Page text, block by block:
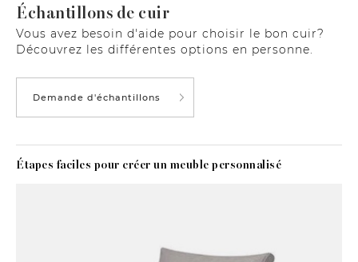
Échantillons de cuir
Vous avez besoin d'aide pour choisir le bon cuir?
Découvrez les différentes options en personne.
Demande d'échantillons
Étapes faciles pour créer un meuble personnalisé